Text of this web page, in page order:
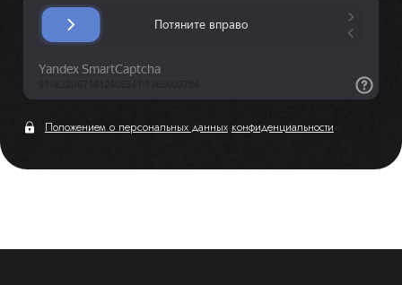
Положением о персональных данных конфиденциальности